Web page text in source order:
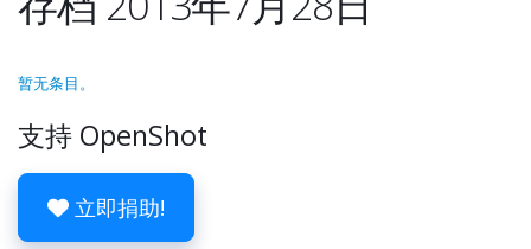
暂无条目。
支持 OpenShot
立即捐助!